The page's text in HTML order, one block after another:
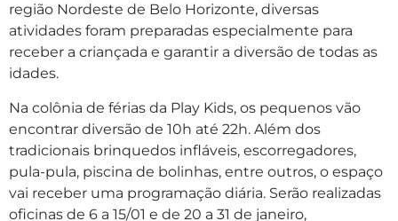
região Nordeste de Belo Horizonte, diversas
atividades foram preparadas especialmente para
receber a criançada e garantir a diversão de todas as
idades.
Na colônia de férias da Play Kids, os pequenos vão
encontrar diversão de 10h até 22h. Além dos
tradicionais brinquedos infláveis, escorregadores,
pula-pula, piscina de bolinhas, entre outros, o espaço
vai receber uma programação diária. Serão realizadas
oficinas de 6 a 15/01 e de 20 a 31 de janeiro,